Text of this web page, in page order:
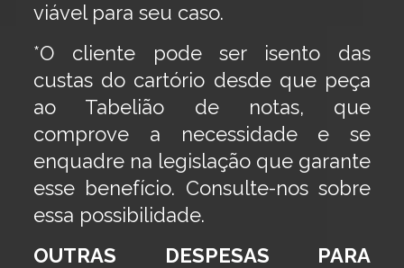
viável para seu caso.
*O cliente pode ser isento das
custas do cartório desde que peça
ao Tabelião de notas, que
comprove a necessidade e se
enquadre na legislação que garante
esse benefício. Consulte-nos sobre
essa possibilidade.
OUTRAS DESPESAS PARA